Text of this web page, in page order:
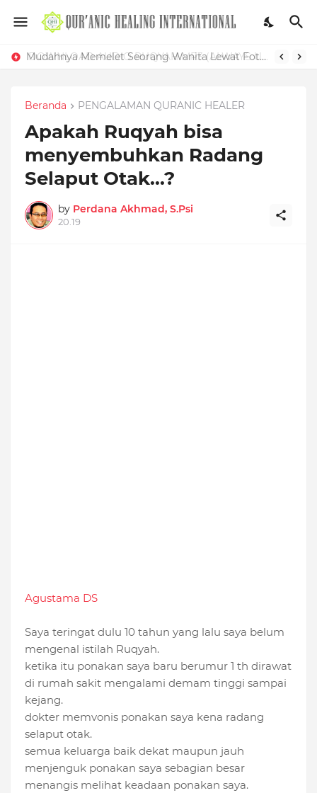
Mudahnya Memelet Seorang Wanita Lewat Foto di Facebook
Beranda PENGALAMAN QURANIC HEALER
Apakah Ruqyah bisa
menyembuhkan Radang
Selaput Otak...?
by Perdana Akhmad, S.Psi
20.19
Agustama DS
Saya teringat dulu 10 tahun yang lalu saya belum
mengenal istilah Ruqyah.
ketika itu ponakan saya baru berumur 1 th dirawat
di rumah sakit mengalami demam tinggi sampai
kejang.
dokter memvonis ponakan saya kena radang
selaput otak.
semua keluarga baik dekat maupun jauh
menjenguk ponakan saya sebagian besar
menangis melihat keadaan ponakan saya.